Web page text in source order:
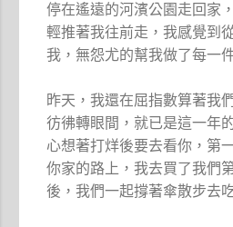
停在遙遠的河濱公園走回家
輕推著我往前走，我感覺到
我，無怨尤的幫我做了每一
昨天，我還在屈指數算著我
彷彿轉眼間，就已是這一年
心想著打烊後要去看你，第
你家的路上，我去買了我們
後，我們一起撐著傘散步去